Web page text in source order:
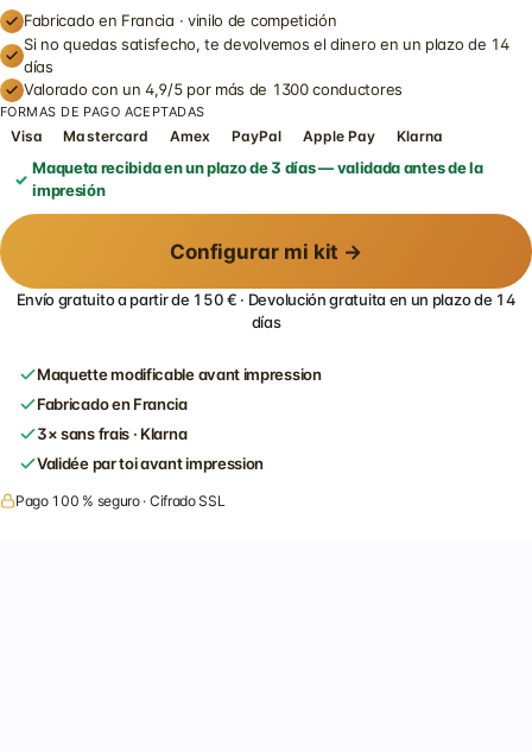
Fabricado en Francia · vinilo de competición
Si no quedas satisfecho, te devolvemos el dinero en un plazo de 14
días
Valorado con un 4,9/5 por más de 1300 conductores
FORMAS DE PAGO ACEPTADAS
Visa Mastercard Amex PayPal Apple Pay Klarna
Maqueta recibida en un plazo de 3 días — validada antes de la
impresión
Configurar mi kit →
Envío gratuito a partir de 150 € · Devolución gratuita en un plazo de 14
días
Maquette modificable avant impression
Fabricado en Francia
3× sans frais · Klarna
Validée par toi avant impression
Pago 100 % seguro · Cifrado SSL